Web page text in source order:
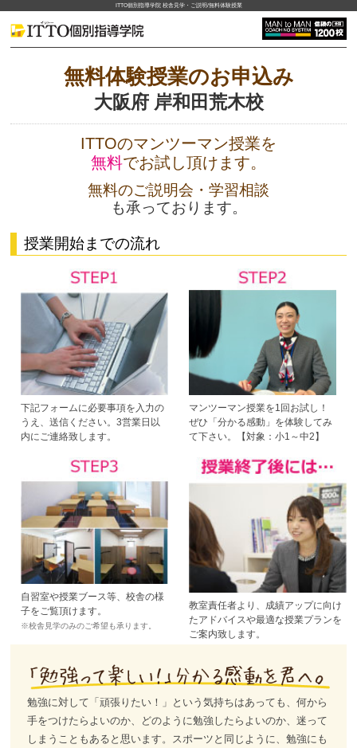
ITTO個別指導学院 校舎見学・ご説明/無料体験授業
無料体験授業のお申込み
大阪府 岸和田荒木校
ITTOのマンツーマン授業を
無料でお試し頂けます。
無料のご説明会・学習相談
も承っております。
授業開始までの流れ
下記フォームに必要事項を入力の
うえ、送信ください。3営業日以
内にご連絡致します。
マンツーマン授業を1回お試し！
ぜひ「分かる感動」を体験してみ
て下さい。【対象：小1～中2】
自習室や授業ブース等、校舎の様
子をご覧頂けます。
※校舎見学のみのご希望も承ります。
教室責任者より、成績アップに向け
たアドバイスや最適な授業プランを
ご案内致します。
勉強に対して「頑張りたい！」という気持ちはあっても、何から
手をつけたらよいのか、どのように勉強したらよいのか、迷って
しまうこともあると思います。スポーツと同じように、勉強にも